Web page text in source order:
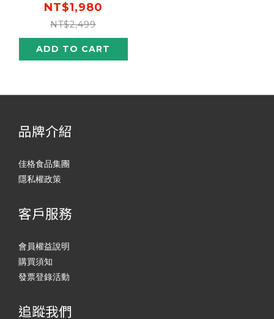
NT$1,980
NT$2,499
ADD TO CART
品牌介紹
佳格食品集團
隱私權政策
客戶服務
會員權益說明
購買須知
發票登錄活動
追蹤我們